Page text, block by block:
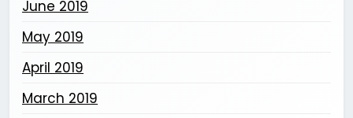
June 2019
May 2019
April 2019
March 2019